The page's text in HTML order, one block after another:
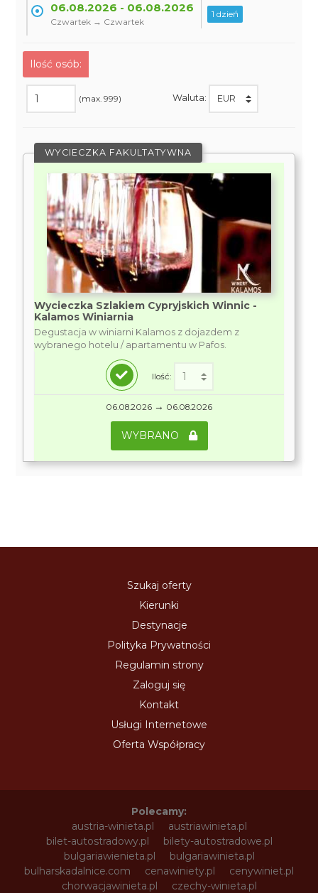
06.08.2026 - 06.08.2026
Czwartek → Czwartek
1 dzień
Ilość osób:
(max. 999) Waluta:
WYCIECZKA FAKULTATYWNA
Wycieczka Szlakiem Cypryjskich Winnic -
Kalamos Winiarnia
Degustacja w winiarni Kalamos z dojazdem z
wybranego hotelu / apartamentu w Pafos.
Ilość:
06.08.2026 → 06.08.2026
WYBRANO
Szukaj oferty
Kierunki
Destynacje
Polityka Prywatności
Regulamin strony
Zaloguj się
Kontakt
Usługi Internetowe
Oferta Współpracy
Polecamy:
austria-winieta.pl
austriawinieta.pl
bilet-autostradowy.pl
bilety-autostradowe.pl
bulgariawienieta.pl
bulgariawinieta.pl
bulharskadalnice.com
cenawiniety.pl
cenywiniet.pl
chorwacjawinieta.pl
czechy-winieta.pl